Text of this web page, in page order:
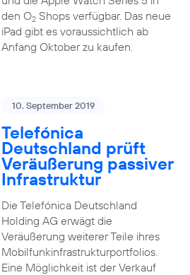
den O2Shops verfügbar. Das neue
iPad gibt es voraussichtlich ab
Anfang Oktober zu kaufen.
10. September 2019
Telefónica
Deutschland prüft
Veräußerung passiver
Infrastruktur
Die Telefónica Deutschland
Holding AG erwägt die
Veräußerung weiterer Teile ihres
Mobilfunkinfrastrukturportfolios.
Eine Möglichkeit ist der Verkauf